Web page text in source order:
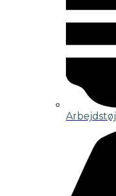
Arbejdstøj